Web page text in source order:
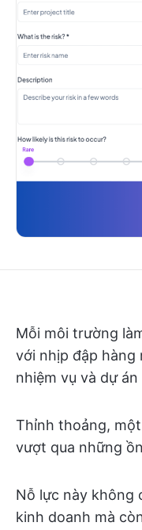
Mỗi môi trường
với nhịp đập hàng
nhiệm vụ và dự
Thỉnh thoảng,
vượt qua những
Nỗ lực này không
kinh doanh mà